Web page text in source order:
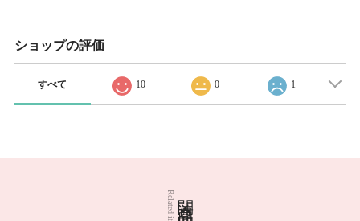
ショップの評価
すべて 10 0 1
Related items